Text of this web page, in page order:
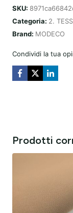
SZARO-
BEŻOWY
VW
AUDI
SKU:
Categoria: 2.
Brand: MODECO
Condividi la tua
Prodotti